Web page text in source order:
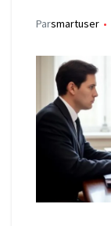
Parsmartuser